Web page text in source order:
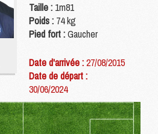
Taille : 1m81
Poids : 74 kg
Pied fort :Gaucher
Date d'arrivée :27/08/2015
Date de départ :
30/06/2024